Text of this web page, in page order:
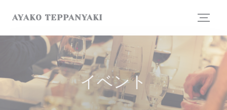
AYAKO TEPPANYAKI
イベント